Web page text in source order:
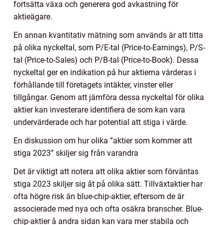
fortsätta växa och generera god avkastning för
aktieägare.
En annan kvantitativ mätning som används är att titta
på olika nyckeltal, som P/E-tal (Price-to-Earnings), P/S-
tal (Price-to-Sales) och P/B-tal (Price-to-Book). Dessa
nyckeltal ger en indikation på hur aktierna värderas i
förhållande till företagets intäkter, vinster eller
tillgångar. Genom att jämföra dessa nyckeltal för olika
aktier kan investerare identifiera de som kan vara
undervärderade och har potential att stiga i värde.
En diskussion om hur olika ”aktier som kommer att
stiga 2023” skiljer sig från varandra
Det är viktigt att notera att olika aktier som förväntas
stiga 2023 skiljer sig åt på olika sätt. Tillväxtaktier har
ofta högre risk än blue-chip-aktier, eftersom de är
associerade med nya och ofta osäkra branscher. Blue-
chip-aktier å andra sidan kan vara mer stabila och